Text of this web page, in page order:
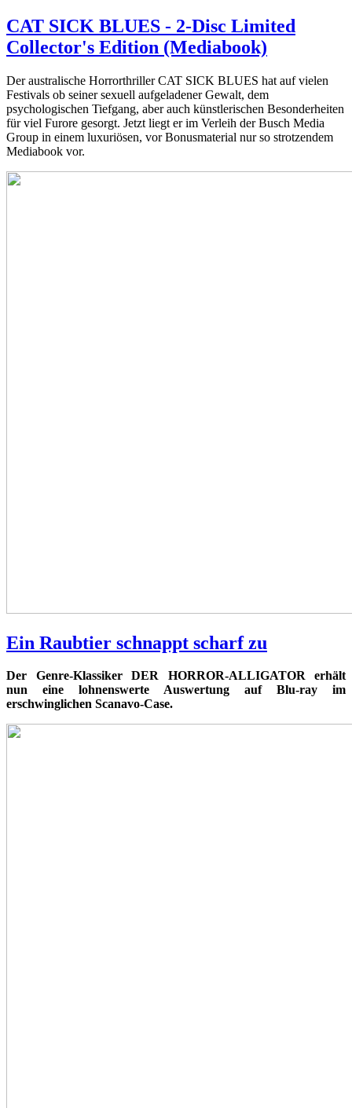
CAT SICK BLUES - 2-Disc Limited
Collector's Edition (Mediabook)
Der australische Horrorthriller CAT SICK BLUES hat auf vielen
Festivals ob seiner sexuell aufgeladener Gewalt, dem
psychologischen Tiefgang, aber auch künstlerischen Besonderheiten
für viel Furore gesorgt. Jetzt liegt er im Verleih der Busch Media
Group in einem luxuriösen, vor Bonusmaterial nur so strotzendem
Mediabook vor.
Ein Raubtier schnappt scharf zu
Der Genre-Klassiker DER HORROR-ALLIGATOR erhält
nun eine lohnenswerte Auswertung auf Blu-ray im
erschwinglichen Scanavo-Case.